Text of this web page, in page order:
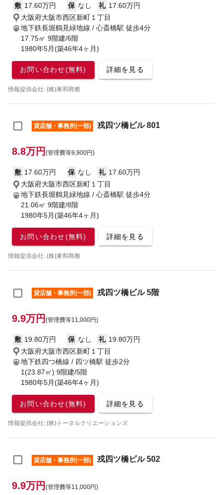
敷 17.60万円 保 なし 礼 17.60万円
大阪府大阪市西区新町１丁目
地下鉄長堀鶴見緑地線 / 心斎橋駅 徒歩4分
17.75㎡ 9階建/6階
1980年5月(築46年4ヶ月)
お問い合わせ(無料) 詳細を見る
情報提供会社: (株)東和商務
貸店舗・事務所(一部) 戎四ツ橋ビル 801
8.8万円 (管理費等9,900円)
敷 17.60万円 保 なし 礼 17.60万円
大阪府大阪市西区新町１丁目
地下鉄長堀鶴見緑地線 / 心斎橋駅 徒歩4分
21.06㎡ 9階建/8階
1980年5月(築46年4ヶ月)
お問い合わせ(無料) 詳細を見る
情報提供会社: (株)東和商務
貸店舗・事務所(一部) 戎四ツ橋ビル 5階
9.9万円 (管理費等11,000円)
敷 19.80万円 保 なし 礼 19.80万円
大阪府大阪市西区新町１丁目
地下鉄四つ橋線 / 四ツ橋駅 徒歩2分
1(23.87㎡) 9階建/5階
1980年5月(築46年4ヶ月)
お問い合わせ(無料) 詳細を見る
情報提供会社: (株)トータルクリエーションズ
貸店舗・事務所(一部) 戎四ツ橋ビル 502
9.9万円 (管理費等11,000円)